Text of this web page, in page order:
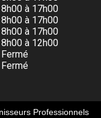
8h00 à 17h00
8h00 à 17h00
8h00 à 17h00
8h00 à 12h00
Fermé
Fermé
Professionnels